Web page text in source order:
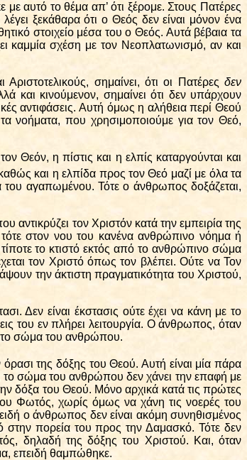
αυτό το θέμα απ’ ότι ξέρομε. Στους Πατέρες
ξεκάθαρα ότι ο Θεός δεν είναι μόνον ένα
στοιχείο μέσα του ο Θεός. Αυτά βέβαια τα
καμμία σχέση με τον Νεοπλατωνισμό, αν και
σημαίνει, ότι οι Πατέρες δεν
και κινούμενον, σημαίνει ότι δεν υπάρχουν
αντιφάσεις. Αυτή όμως η αλήθεια περί Θεού
νοήματα, που χρησιμοποιούμε για τον Θεό,
Θεόν, η πίστις και η ελπίς καταργούνται και
και η ελπίδα προς τον Θεό μαζί με όλα τα
του αγαπωμένου. Τότε ο άνθρωπος δοξάζεται,
τον Χριστόν κατά την εμπειρία της
στον νου του κανένα ανθρώπινο νόημα ή
το κτιστό εκτός από το ανθρώπινο σώμα
τον Χριστό όπως τον βλέπει. Ούτε να Τον
την άκτιστη πραγματικότητα του Χριστού,
Δεν είναι έκστασις ούτε έχει να κάνη με το
του εν πλήρει λειτουργία. Ο άνθρωπος, όταν
το σώμα του ανθρώπου.
της δόξης του Θεού. Αυτή είναι μία πάρα
σώμα του ανθρώπου δεν χάνει την επαφή με
δόξα του Θεού. Μόνο αρχικά κατά τις πρώτες
Φωτός, χωρίς όμως να χάνη τις νοερές του
ο άνθρωπος δεν είναι ακόμη συνηθισμένος
πορεία του προς την Δαμασκό. Τότε δεν
δηλαδή της δόξης του Χριστού. Και, όταν
επειδή θαμπώθηκε.